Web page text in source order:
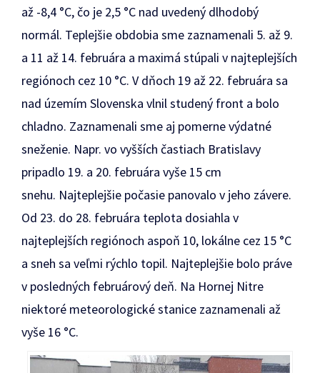
až -8,4 °C, čo je 2,5 °C nad uvedený dlhodobý
normál. Teplejšie obdobia sme zaznamenali 5. až 9.
a 11 až 14. februára a maximá stúpali v najteplejších
regiónoch cez 10 °C. V dňoch 19 až 22. februára sa
nad územím Slovenska vlnil studený front a bolo
chladno. Zaznamenali sme aj pomerne výdatné
sneženie. Napr. vo vyšších častiach Bratislavy
pripadlo 19. a 20. februára vyše 15 cm
snehu. Najteplejšie počasie panovalo v jeho závere.
Od 23. do 28. februára teplota dosiahla v
najteplejších regiónoch aspoň 10, lokálne cez 15 °C
a sneh sa veľmi rýchlo topil. Najteplejšie bolo práve
v posledných februárový deň. Na Hornej Nitre
niektoré meteorologické stanice zaznamenali až
vyše 16 °C.